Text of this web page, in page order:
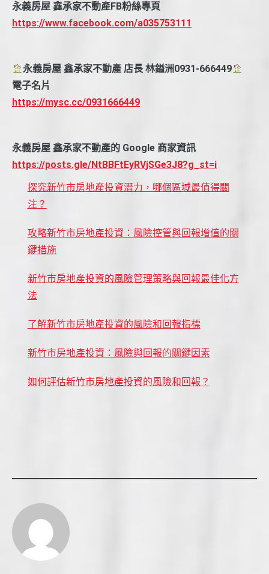
永義房屋 鑫承家不動產FB粉絲專頁
https://www.facebook.com/a035753111
永義房屋 鑫承家不動產 店長 林鎰洲0931-666449
電子名片
https://mysc.cc/0931666449
永義房屋 鑫承家不動產的 Google 商家資訊
https://posts.gle/NtBBFtEyRVjSGe3J8?g_st=i
探究新竹市房地產投資潛力，哪個區域最值得關
注？
攻略新竹市房地產投資：風險控管與回報增值的關
鍵措施
新竹市房地產投資的風險管理策略與回報最佳化方
法
了解新竹市房地產投資的風險和回報指標
新竹市房地產投資：風險與回報的關鍵因素
如何評估新竹市房地產投資的風險和回報？